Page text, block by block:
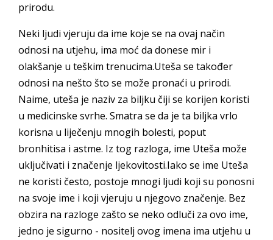
prirodu.
Neki ljudi vjeruju da ime koje se na ovaj način
odnosi na utjehu, ima moć da donese mir i
olakšanje u teškim trenucima.Uteša se također
odnosi na nešto što se može pronaći u prirodi.
Naime, uteša je naziv za biljku čiji se korijen koristi
u medicinske svrhe. Smatra se da je ta biljka vrlo
korisna u liječenju mnogih bolesti, poput
bronhitisa i astme. Iz tog razloga, ime Uteša može
uključivati ​​i značenje ljekovitosti.Iako se ime Uteša
ne koristi često, postoje mnogi ljudi koji su ponosni
na svoje ime i koji vjeruju u njegovo značenje. Bez
obzira na razloge zašto se neko odluči za ovo ime,
jedno je sigurno - nositelj ovog imena ima utjehu u